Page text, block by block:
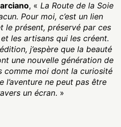
, « La Route de la Soie
Pour moi, c’est un lien
le présent, préservé par ces
les artisans qui les créent.
j’espère que la beauté
une nouvelle génération de
comme moi dont la curiosité
l’aventure ne peut pas être
un écran. »